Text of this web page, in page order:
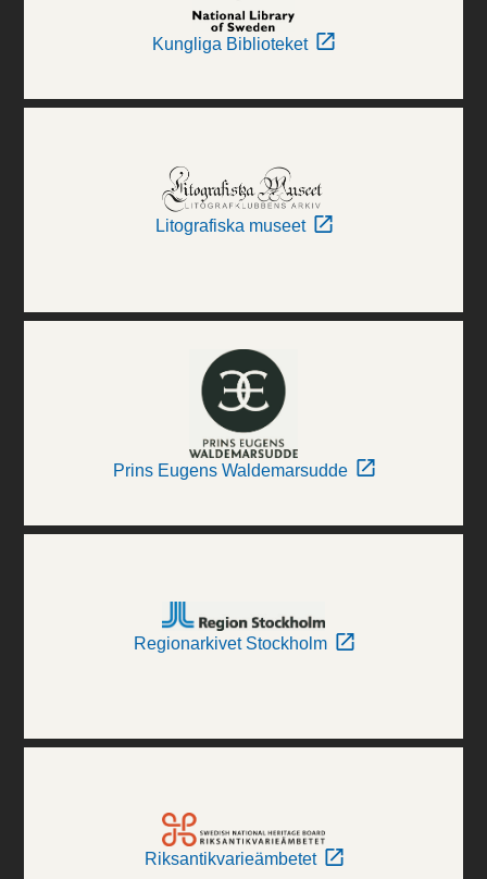
Kungliga Biblioteket
Litografiska museet
Prins Eugens Waldemarsudde
Regionarkivet Stockholm
Riksantikvarieämbetet